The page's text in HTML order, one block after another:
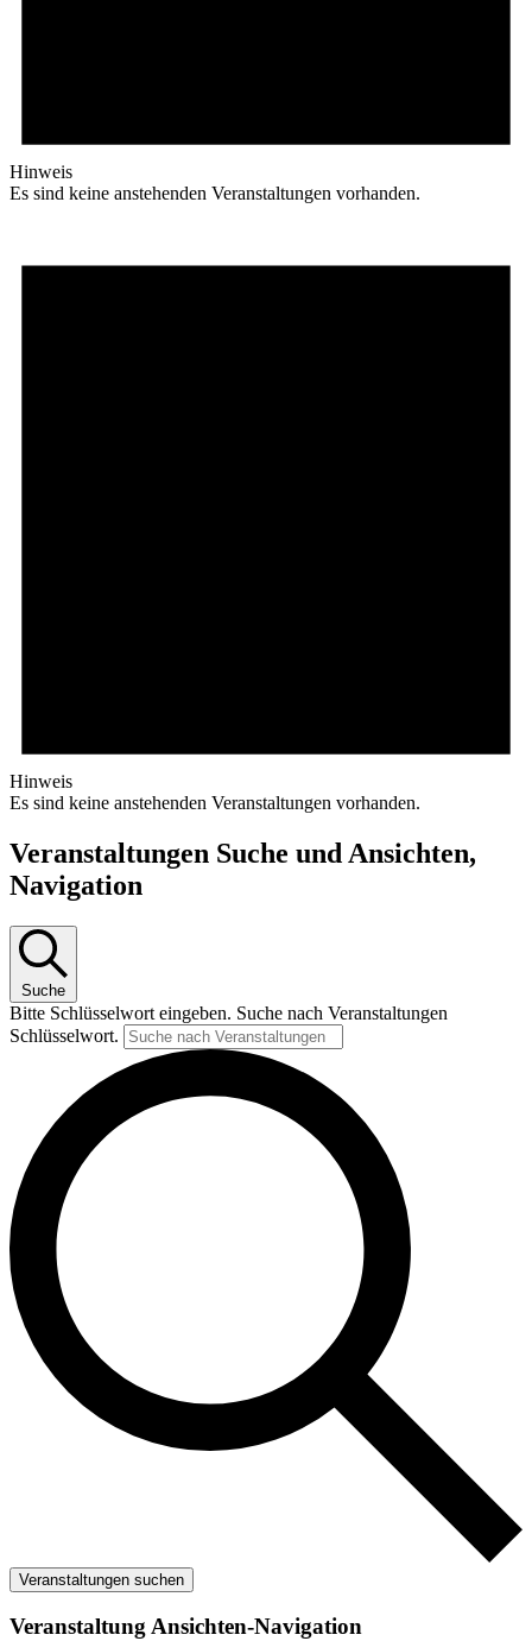
Hinweis
Es sind keine anstehenden Veranstaltungen vorhanden.
Hinweis
Es sind keine anstehenden Veranstaltungen vorhanden.
Veranstaltungen Suche und Ansichten,
Navigation
Suche
Bitte Schlüsselwort eingeben. Suche nach Veranstaltungen
Schlüsselwort.
Veranstaltungen suchen
Veranstaltung Ansichten-Navigation